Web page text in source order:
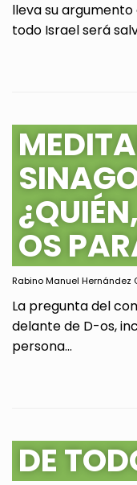
lleva su argumento
todo Israel será
OS
Rabino Manuel Hernández
La pregunta del
delante de D-os,
persona...
DE